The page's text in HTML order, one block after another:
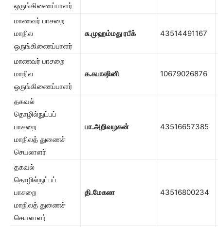
ஒருங்கிணைப்பாளர்
மாணவர் பாசறை
மாநில
ஒருங்கிணைப்பாளர்
சு.முஹம்மது ரபீக் 43514491167
மாணவர் பாசறை
மாநில
ஒருங்கிணைப்பாளர்
க.சுபாஷினி 10679026876
தகவல்
தொழில்நுட்பப்
பாசறை
மாநிலத் துணைச்
செயலாளர்
பா.அறிவழகன் 43516657385
தகவல்
தொழில்நுட்பப்
பாசறை
மாநிலத் துணைச்
செயலாளர்
தி.மேகலா 43516800234